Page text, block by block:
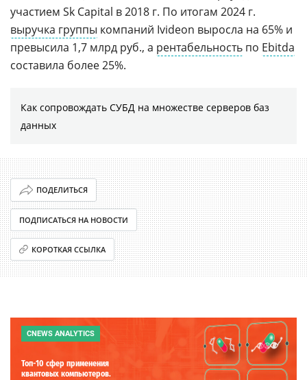
участием Sk Capital в 2018 г. По итогам 2024 г.
выручка группы компаний Ivideon выросла на 65% и
превысила 1,7 млрд руб., а рентабельность по Ebitda
составила более 25%.
Как сопровождать СУБД на множестве серверов баз
данных
ПОДЕЛИТЬСЯ
ПОДПИСАТЬСЯ НА НОВОСТИ
КОРОТКАЯ ССЫЛКА
CNEWS ANALYTICS
Топ-10 сфер применения
квантовых компьютеров.